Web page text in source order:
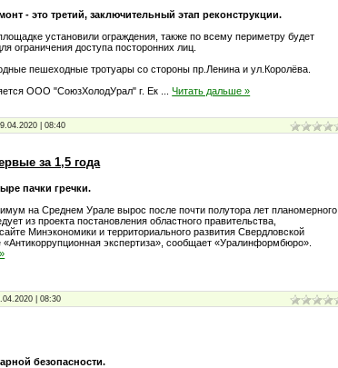
- это третий, заключительный этап реконструкции.
установили ограждения, также по всему периметру будет
ограничения доступа посторонних лиц.
пешеходные тротуары со стороны пр.Ленина и ул.Королёва.
ООО "СоюзХолодУрал" г. Ек
...Читать дальше »
|08:40
за 1,5 года
пачки гречки.
на Среднем Урале вырос после почти полутора лет планомерного
из проекта постановления областного правительства,
Минэкономики и территориального развития Свердловской
«Антикоррупционная экспертиза», сообщает «Уралинформбюро».
|08:30
безопасности.